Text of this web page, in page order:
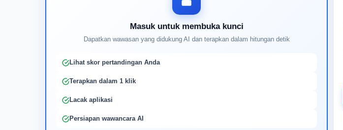
Masuk untuk membuka kunci
Dapatkan wawasan yang didukung AI dan terapkan dalam hitungan detik
Lihat skor pertandingan Anda
Terapkan dalam 1 klik
Lacak aplikasi
Persiapan wawancara AI